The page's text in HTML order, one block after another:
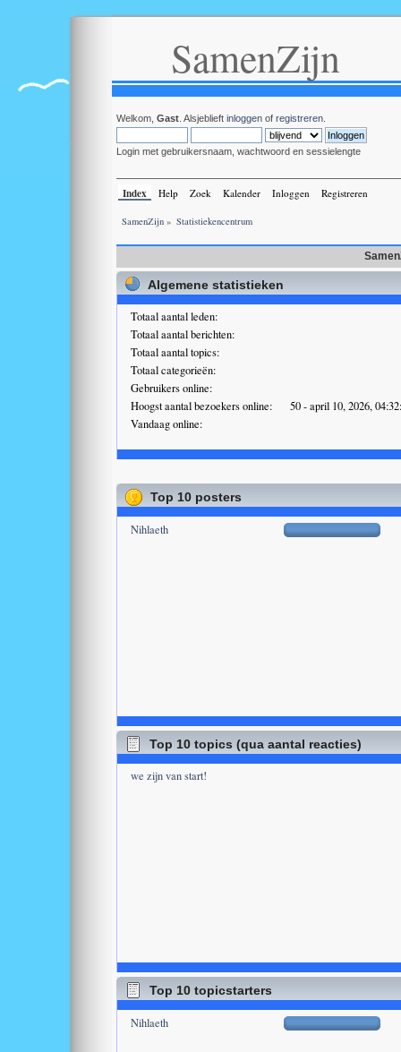
SamenZijn
Welkom, Gast . Alsjeblieft inloggen of registreren
Login met gebruikersnaam, wachtwoord en sessielengte
Index Help Zoek Kalender Inloggen Registreren
SamenZijn » Statistiekencentrum
Algemene statistieken
Totaal aantal leden:
Totaal aantal berichten:
Totaal aantal topics:
Totaal categorieën:
Gebruikers online:
Hoogst aantal bezoekers online:
50 - april 10, 2026,
Vandaag online:
Top 10 posters
Nihlaeth
Top 10 topics (qua aantal reacties)
we zijn van start!
Top 10 topicstarters
Nihlaeth